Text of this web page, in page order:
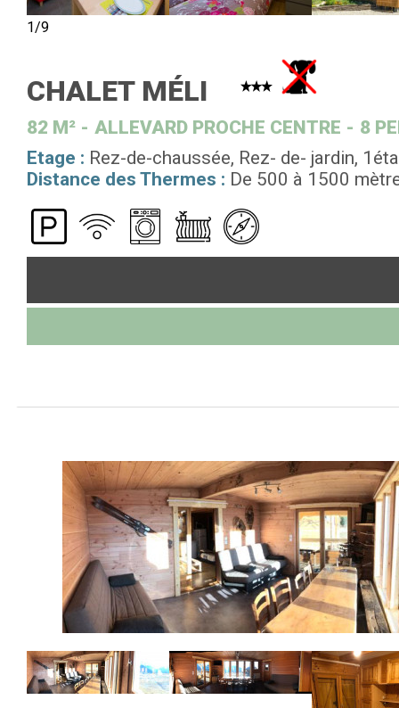
1/9
CHALET MÉLI
82 M² ALLEVARD PROCHE CENTRE
8
Etage : Rez-de-chaussée Rez- de- jardin
Distance des Thermes : De 500 à 1500